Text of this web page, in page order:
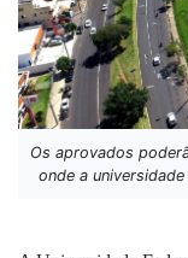
Os aprovados
onde a